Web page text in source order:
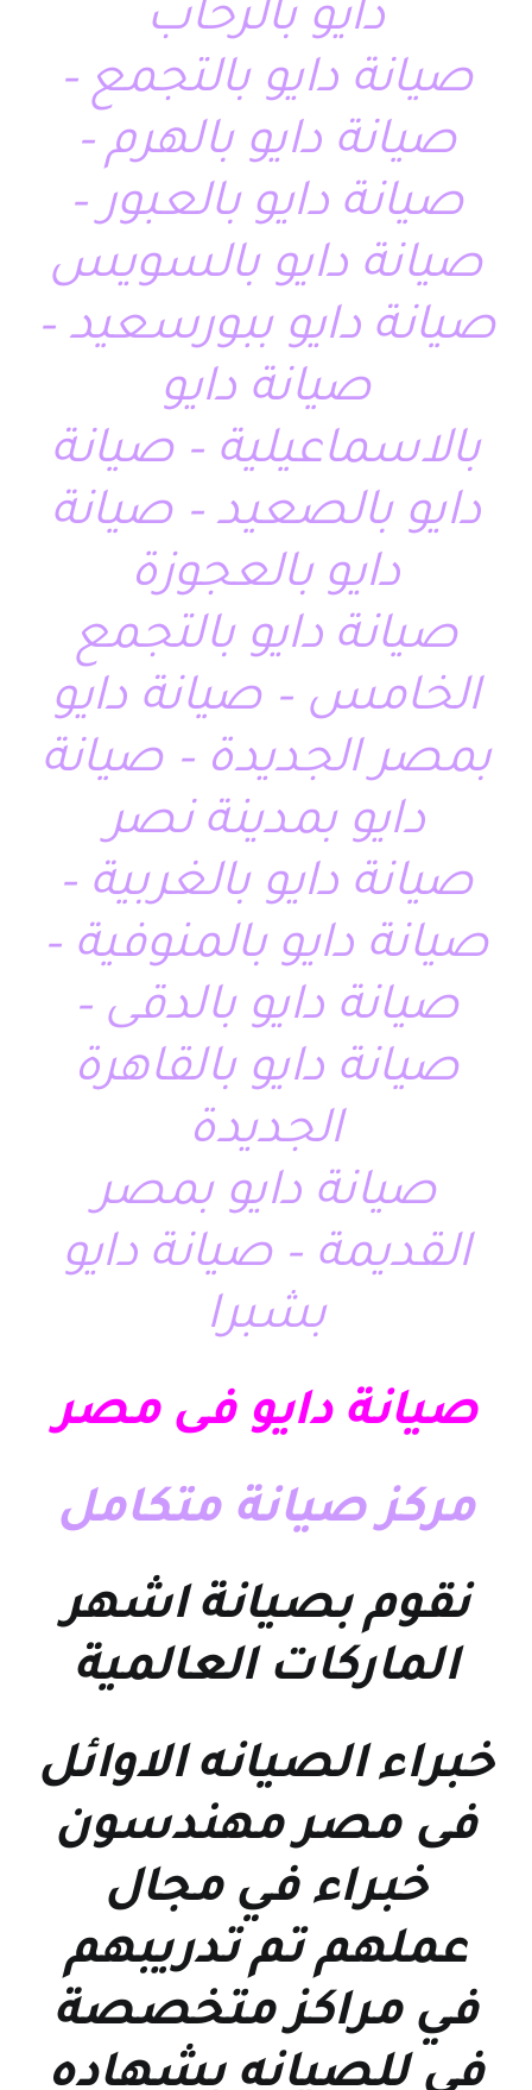
دايو بالرحاب
صيانة دايو بالتجمع –
صيانة دايو بالهرم –
صيانة دايو بالعبور –
صيانة دايو بالسويس
صيانة دايو ببورسعيد –
صيانة دايو
بالاسماعيلية – صيانة
دايو بالصعيد – صيانة
دايو بالعجوزة
صيانة دايو بالتجمع
الخامس – صيانة دايو
بمصر الجديدة – صيانة
دايو بمدينة نصر
صيانة دايو بالغربية –
صيانة دايو بالمنوفية –
صيانة دايو بالدقى –
صيانة دايو بالقاهرة
الجديدة
صيانة دايو بمصر
القديمة – صيانة دايو
بشبرا
صيانة دايو فى مصر
مركز صيانة متكامل
نقوم بصيانة اشهر
الماركات العالمية
خبراء الصيانه الاوائل
فى مصر مهندسون
خبراء في مجال
عملهم تم تدريبهم
في مراكز متخصصة
فى للصيانه بشهاده